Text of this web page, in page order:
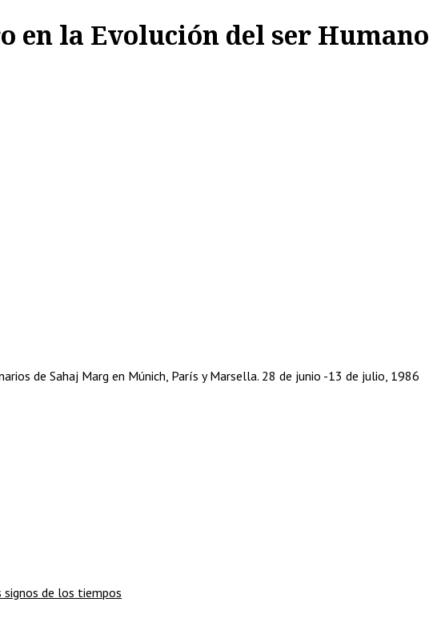
en la Evolución del ser Humano
de Sahaj Marg en Múnich, París y Marsella. 28 de junio -13 de julio, 1986
signos de los tiempos